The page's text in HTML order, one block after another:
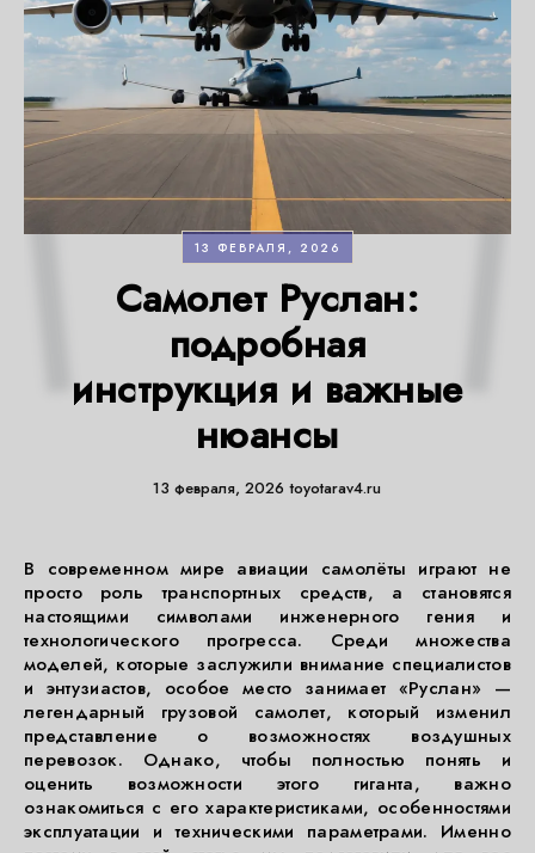
13 ФЕВРАЛЯ, 2026
Самолет Руслан:
подробная
инструкция и важные
нюансы
13 февраля, 2026 toyotarav4.ru
В современном мире авиации самолёты играют не
просто роль транспортных средств, а становятся
настоящими символами инженерного гения и
технологического прогресса. Среди множества
моделей, которые заслужили внимание специалистов
и энтузиастов, особое место занимает «Руслан» —
легендарный грузовой самолет, который изменил
представление о возможностях воздушных
перевозок. Однако, чтобы полностью понять и
оценить возможности этого гиганта, важно
ознакомиться с его характеристиками, особенностями
эксплуатации и техническими параметрами. Именно